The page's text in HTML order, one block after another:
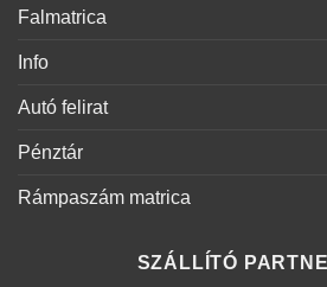
Falmatrica
Info
Autó felirat
Pénztár
Rámpaszám matrica
SZÁLLÍTÓ